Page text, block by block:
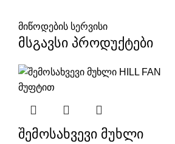
მიწოდების სერვისი
მსგავსი პროდუქტები
შემოსახვევი მუხლი